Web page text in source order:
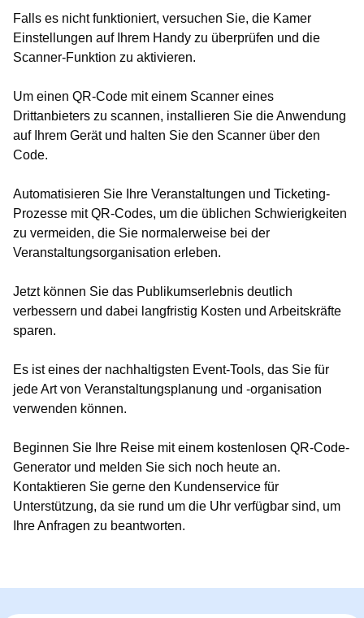
Falls es nicht funktioniert, versuchen Sie, die Kamer
Einstellungen auf Ihrem Handy zu überprüfen und die
Scanner-Funktion zu aktivieren.
Um einen QR-Code mit einem Scanner eines
Drittanbieters zu scannen, installieren Sie die Anwendung
auf Ihrem Gerät und halten Sie den Scanner über den
Code.
Automatisieren Sie Ihre Veranstaltungen und Ticketing-
Prozesse mit QR-Codes, um die üblichen Schwierigkeiten
zu vermeiden, die Sie normalerweise bei der
Veranstaltungsorganisation erleben.
Jetzt können Sie das Publikumserlebnis deutlich
verbessern und dabei langfristig Kosten und Arbeitskräfte
sparen.
Es ist eines der nachhaltigsten Event-Tools, das Sie für
jede Art von Veranstaltungsplanung und -organisation
verwenden können.
Beginnen Sie Ihre Reise mit einem kostenlosen QR-Code-
Generator und melden Sie sich noch heute an.
Kontaktieren Sie gerne den Kundenservice für
Unterstützung, da sie rund um die Uhr verfügbar sind, um
Ihre Anfragen zu beantworten.